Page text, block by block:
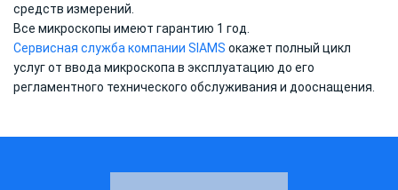
средств измерений.
Все микроскопы имеют гарантию 1 год.
Сервисная служба компании SIAMS окажет полный цикл
услуг от ввода микроскопа в эксплуатацию до его
регламентного технического обслуживания и дооснащения.